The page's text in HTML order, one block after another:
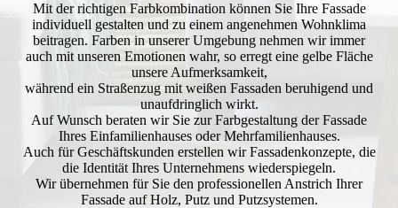
Mit der richtigen Farbkombination können Sie Ihre Fassade
individuell gestalten und zu einem angenehmen Wohnklima
beitragen. Farben in unserer Umgebung nehmen wir immer
auch mit unseren Emotionen wahr, so erregt eine gelbe Fläche
unsere Aufmerksamkeit,
während ein Straßenzug mit weißen Fassaden beruhigend und
unaufdringlich wirkt.
Auf Wunsch beraten wir Sie zur Farbgestaltung der Fassade
Ihres Einfamilienhauses oder Mehrfamilienhauses.
Auch für Geschäftskunden erstellen wir Fassadenkonzepte, die
die Identität Ihres Unternehmens wiederspiegeln.
Wir übernehmen für Sie den professionellen Anstrich Ihrer
Fassade auf Holz, Putz und Putzsystemen.